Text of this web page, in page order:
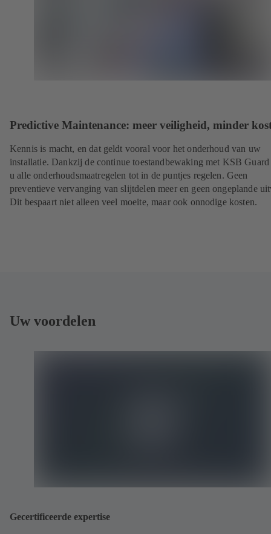
Predictive Maintenance: meer veiligheid, minder
Kennis is macht, en dat geldt vooral voor het onderhoud van uw
installatie. Dankzij de continue toestandbewaking met KSB
u alle onderhoudsmaatregelen tot in de puntjes regelen. Geen
preventieve vervanging van slijtdelen meer en geen ongeplande
Dit bespaart niet alleen veel moeite, maar ook onnodige kosten.
Uw voordelen
Gecertificeerde expertise